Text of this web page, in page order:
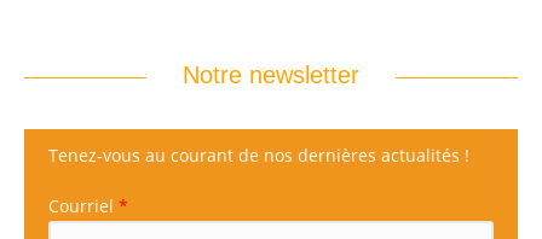
Notre newsletter
Tenez-vous au courant de nos dernières actualités !
Courriel *